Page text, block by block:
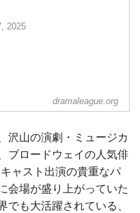
2025
dramaleague.org
沢山の演劇・ミュージカ
ブロードウェイの人気俳
ャスト出演の貴重なパ
会場が盛り上がっていた
でも大活躍されている、